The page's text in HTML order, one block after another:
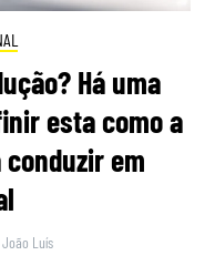
Há uma
esta como a
em
João Luís